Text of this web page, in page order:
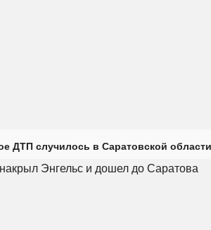
ДТП случилось в Саратовской области